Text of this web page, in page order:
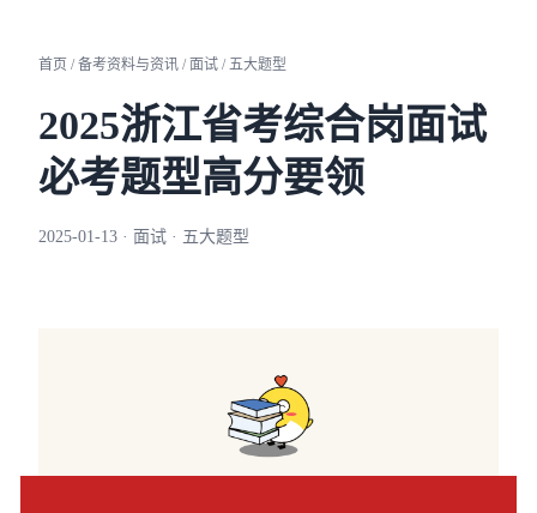
首页 / 备考资料与资讯 / 面试 / 五大题型
2025浙江省考综合岗面试
必考题型高分要领
2025-01-13 · 面试 · 五大题型